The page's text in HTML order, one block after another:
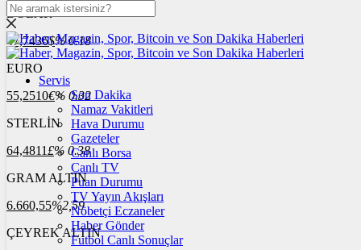
DOLAR
47,7436$% 0.18
EURO
55,2510€% 0.32
STERLİN
64,4811£% 0.38
GRAM ALTIN
6.660,55%2,59
ÇEYREK ALTIN
Servis
Son Dakika
Namaz Vakitleri
Hava Durumu
Gazeteler
Canlı Borsa
Canlı TV
Puan Durumu
TV Yayın Akışları
Nöbetçi Eczaneler
Haber Gönder
Futbol Canlı Sonuçlar